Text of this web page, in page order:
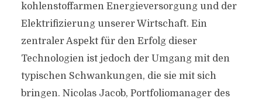
kohlenstoffarmen Energieversorgung und der
Elektrifizierung unserer Wirtschaft. Ein
zentraler Aspekt für den Erfolg dieser
Technologien ist jedoch der Umgang mit den
typischen Schwankungen, die sie mit sich
bringen. Nicolas Jacob, Portfoliomanager des